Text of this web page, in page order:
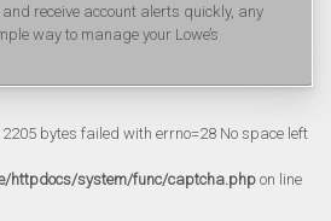
receive account alerts quickly, any
way to manage your Lowe’s
bytes failed with errno=28 No space left
httpdocs/system/func/captcha.php on line